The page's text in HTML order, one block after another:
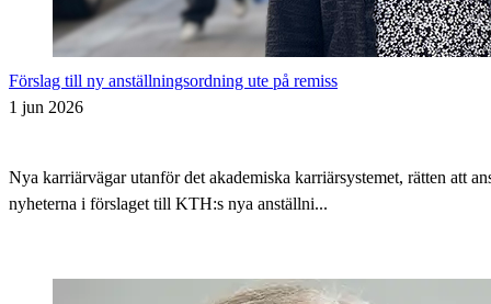
Förslag till ny anställningsordning ute på remiss
1 jun 2026
Nya karriärvägar utanför det akademiska karriärsystemet, rätten att
nyheterna i förslaget till KTH:s nya anställni...